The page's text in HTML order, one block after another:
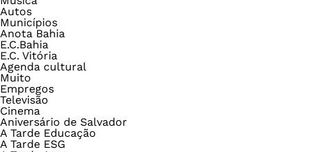
Autos
Municípios
Anota Bahia
E.C.Bahia
E.C. Vitória
Agenda cultural
Muito
Empregos
Televisão
Cinema
Aniversário de Salvador
A Tarde Educação
A Tarde ESG